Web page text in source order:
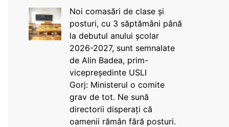
Noi comasări de clase și
posturi, cu 3 săptămâni până
la debutul anului școlar
2026-2027, sunt semnalate
de Alin Badea, prim-
vicepreședinte USLI
Gorj: Ministerul o comite
grav de tot. Ne sună
directorii disperați că
oamenii rămân fără posturi.